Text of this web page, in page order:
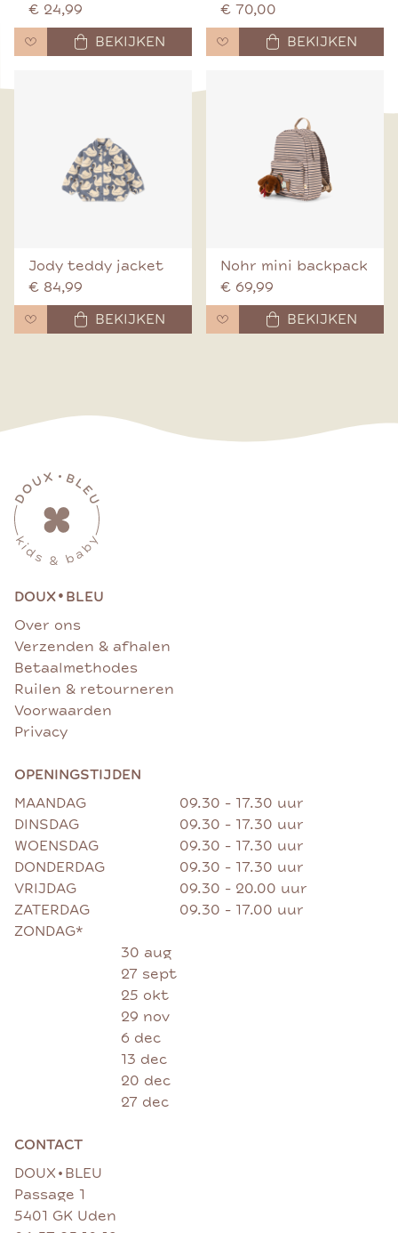
€ 24,99
BEKIJKEN
€ 70,00
BEKIJKEN
Jody teddy jacket
€ 84,99
BEKIJKEN
Nohr mini backpack
€ 69,99
BEKIJKEN
DOUX• BLEU
Over ons
Verzenden & afhalen
Betaalmethodes
Ruilen & retourneren
Voorwaarden
Privacy
OPENINGSTIJDEN
MAANDAG
09.30 - 17.30 uur
DINSDAG
09.30 - 17.30 uur
WOENSDAG
09.30 - 17.30 uur
DONDERDAG
09.30 - 17.30 uur
VRIJDAG
09.30 - 20.00 uur
ZATERDAG
09.30 - 17.00 uur
ZONDAG*
30 aug
27 sept
25 okt
29 nov
6 dec
13 dec
20 dec
27 dec
CONTACT
DOUX • BLEU
Passage 1
5401 GK Uden